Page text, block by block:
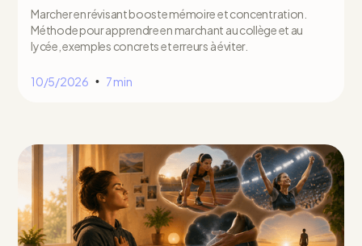
Marcher en révisant booste mémoire et concentration.
Méthode pour apprendre en marchant au collège et au
lycée, exemples concrets et erreurs à éviter.
10/5/2026 • 7 min